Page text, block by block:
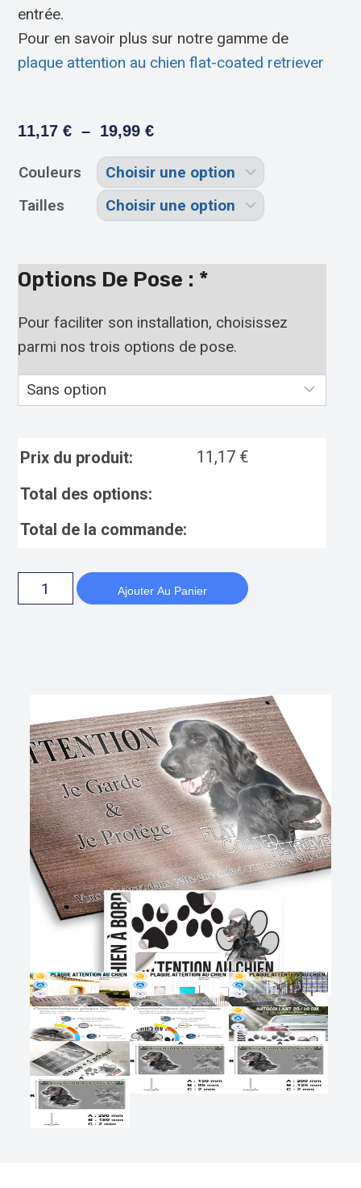
entrée.
Pour en savoir plus sur notre gamme de
plaque attention au chien flat-coated retriever
11,17€ – 19,99€
Couleurs
Tailles
Options De Pose : *
Pour faciliter son installation, choisissez
parmi nos trois options de pose.
Prix du produit: 11,17 €
Total des options:
Total de la commande:
Ajouter Au Panier